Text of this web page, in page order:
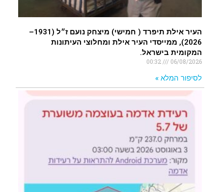
העיר אילת תיפרד ( חמישי) מיצחק נועם ז״ל (1931–
2026), ממייסדי העיר אילת ומחלוצי העיתונות
המקומית בישראל.
06/08/2026
00:32
לסיפור המלא »